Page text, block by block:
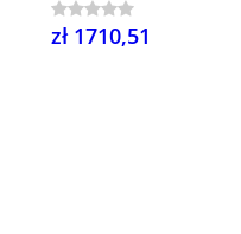
zł 1710,51